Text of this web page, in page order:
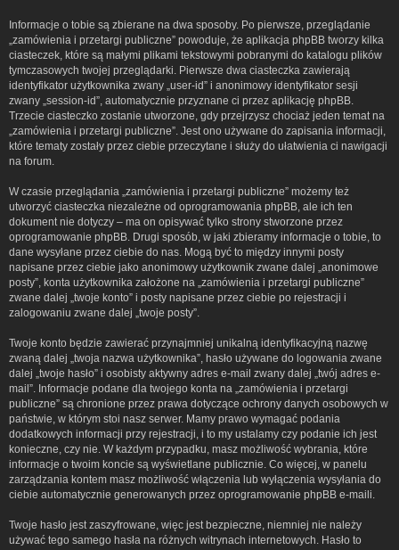
Informacje o tobie są zbierane na dwa sposoby. Po pierwsze, przeglądanie
„zamówienia i przetargi publiczne” powoduje, że aplikacja phpBB tworzy kilka
ciasteczek, które są małymi plikami tekstowymi pobranymi do katalogu plików
tymczasowych twojej przeglądarki. Pierwsze dwa ciasteczka zawierają
identyfikator użytkownika zwany „user-id” i anonimowy identyfikator sesji
zwany „session-id”, automatycznie przyznane ci przez aplikację phpBB.
Trzecie ciasteczko zostanie utworzone, gdy przejrzysz chociaż jeden temat na
„zamówienia i przetargi publiczne”. Jest ono używane do zapisania informacji,
które tematy zostały przez ciebie przeczytane i służy do ułatwienia ci nawigacji
na forum.
W czasie przeglądania „zamówienia i przetargi publiczne” możemy też
utworzyć ciasteczka niezależne od oprogramowania phpBB, ale ich ten
dokument nie dotyczy – ma on opisywać tylko strony stworzone przez
oprogramowanie phpBB. Drugi sposób, w jaki zbieramy informacje o tobie, to
dane wysyłane przez ciebie do nas. Mogą być to między innymi posty
napisane przez ciebie jako anonimowy użytkownik zwane dalej „anonimowe
posty”, konta użytkownika założone na „zamówienia i przetargi publiczne”
zwane dalej „twoje konto” i posty napisane przez ciebie po rejestracji i
zalogowaniu zwane dalej „twoje posty”.
Twoje konto będzie zawierać przynajmniej unikalną identyfikacyjną nazwę
zwaną dalej „twoja nazwa użytkownika”, hasło używane do logowania zwane
dalej „twoje hasło” i osobisty aktywny adres e-mail zwany dalej „twój adres e-
mail”. Informacje podane dla twojego konta na „zamówienia i przetargi
publiczne” są chronione przez prawa dotyczące ochrony danych osobowych w
państwie, w którym stoi nasz serwer. Mamy prawo wymagać podania
dodatkowych informacji przy rejestracji, i to my ustalamy czy podanie ich jest
konieczne, czy nie. W każdym przypadku, masz możliwość wybrania, które
informacje o twoim koncie są wyświetlane publicznie. Co więcej, w panelu
zarządzania kontem masz możliwość włączenia lub wyłączenia wysyłania do
ciebie automatycznie generowanych przez oprogramowanie phpBB e-maili.
Twoje hasło jest zaszyfrowane, więc jest bezpieczne, niemniej nie należy
używać tego samego hasła na różnych witrynach internetowych. Hasło to